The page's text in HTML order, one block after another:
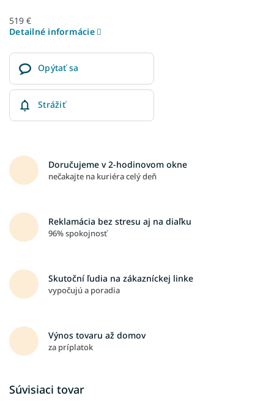
519 €
Detailné informácie
Opýtať sa
Strážiť
Doručujeme v 2-hodinovom okne
nečakajte na kuriéra celý deň
Reklamácia bez stresu aj na diaľku
96% spokojnosť
Skutoční ľudia na zákazníckej linke
vypočujú a poradia
Výnos tovaru až domov
za príplatok
Súvisiaci tovar